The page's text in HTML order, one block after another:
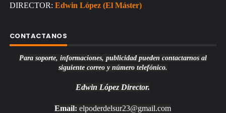
DIRECTOR: Edwin López (El Máster)
CONTACTANOS
Para soporte, informaciones, publicidad pueden contactarnos al
siguiente correo y número telefónico.
Edwin López Director.
Email: elpoderdelsur23@gmail.com